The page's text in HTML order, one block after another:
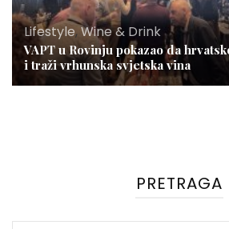
Lifestyle,Wine & Drink
VAPT u Rovinju pokazao da
i traži vrhunska svjetska vina
PRETRAGA